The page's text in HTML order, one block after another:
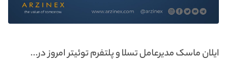
ایلان ماسک مدیرعامل تسلا و پلتفرم توئیتر امروز در...